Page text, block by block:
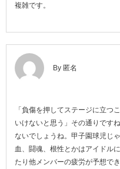
複雑です。
By 匿名
「負傷を押してステージに立つ
いけないと思う」その通りです
ないでしょうね。甲子園球児じ
血、闘魂、根性とかはアイドル
たり他メンバーの疲労が予想で